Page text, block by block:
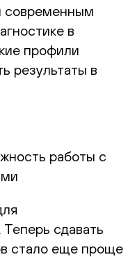
современным
в
профили
результаты в
работы с
сдавать
стало еще проще